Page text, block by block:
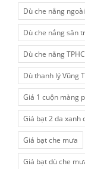
Dù che nắng
Dù che nắng sân
Dù che nắng
Dù thanh lý Vũng
Giá 1 cuộn màng
Giá bạt 2 da xanh
Giá bạt che mưa
Giá bạt dù che